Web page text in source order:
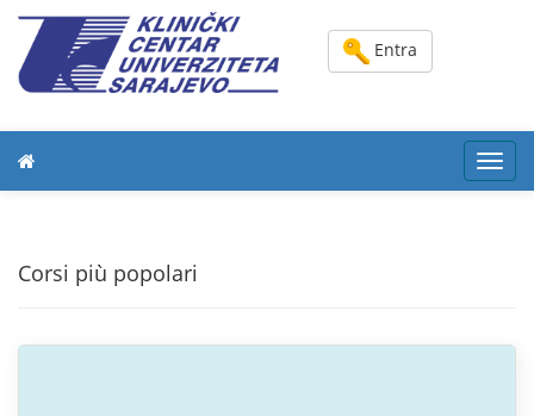
Entra
Corsi più popolari